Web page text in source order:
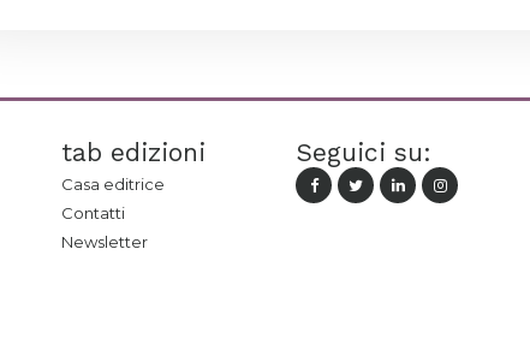
tab edizioni
Casa editrice
Contatti
Newsletter
Seguici su: